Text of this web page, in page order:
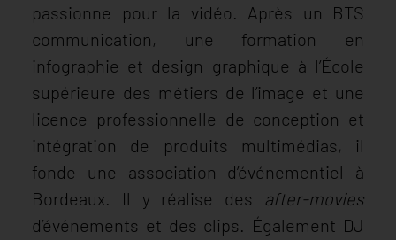
passionne pour la vidéo. Après un BTS
communication, une formation en
infographie et design graphique à l’École
supérieure des métiers de l’image et une
licence professionnelle de conception et
intégration de produits multimédias, il
fonde une association d’événementiel à
Bordeaux. Il y réalise des after-movies
d’événements et des clips. Également DJ